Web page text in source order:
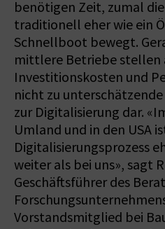
benötigen Zeit, zumal
traditionell eher wie ein
Schnellboot bewegt.
mittlere Betriebe stellen
Investitionskosten und
nicht zu
zur Digitalisierung dar.
Umland und in den USA
Digitalisierungsprozess
weiter als bei uns», sagt
Geschäftsführer des
Vorstandsmitglied bei